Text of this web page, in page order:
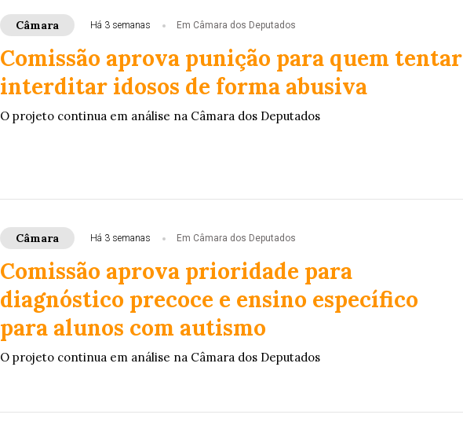
Câmara Há 3 semanas Em Câmara dos Deputados
Comissão aprova punição para quem tentar
interditar idosos de forma abusiva
O projeto continua em análise na Câmara dos Deputados
Câmara Há 3 semanas Em Câmara dos Deputados
Comissão aprova prioridade para
diagnóstico precoce e ensino específico
para alunos com autismo
O projeto continua em análise na Câmara dos Deputados